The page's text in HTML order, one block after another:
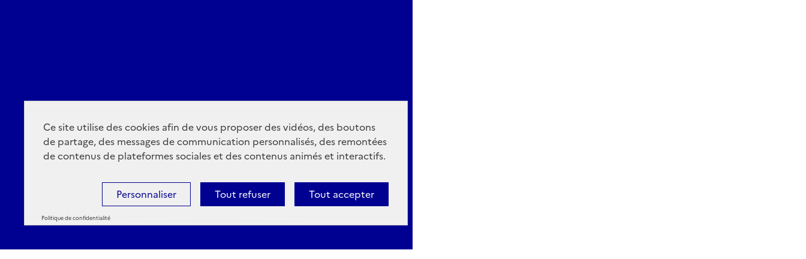
Ce site utilise des cookies afin de vous proposer des vidéos, des boutons
de partage, des messages de communication personnalisés, des remontées
de contenus de plateformes sociales et des contenus animés et interactifs.
Tout accepter
Tout refuser
Personnaliser
Politique de confidentialité